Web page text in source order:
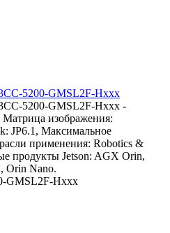
5200-GMSL2F-Hxxx
5200-GMSL2F-Hxxx -
изображения:
JP6.1, Максимальное
применения: Robotics &
продукты Jetson: AGX Orin,
Orin Nano.
GMSL2F-Hxxx